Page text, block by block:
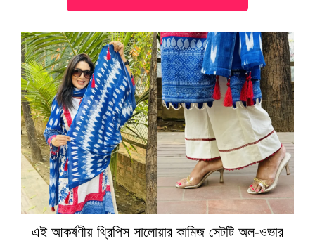
এই আকর্ষণীয় থ্রিপিস সালোয়ার কামিজ সেটটি অল-ওভার